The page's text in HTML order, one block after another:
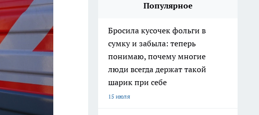
Популярное
Бросила кусочек фольги в
сумку и забыла: теперь
понимаю, почему многие
люди всегда держат такой
шарик при себе
15 июля